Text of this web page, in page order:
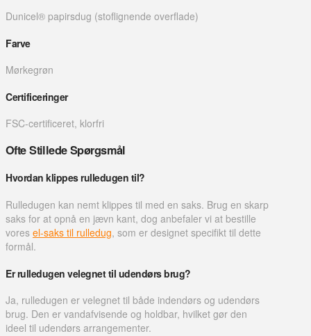
Dunicel® papirsdug (stoflignende overflade)
Farve
Mørkegrøn
Certificeringer
FSC-certificeret, klorfri
Ofte Stillede Spørgsmål
Hvordan klippes rulledugen til?
Rulledugen kan nemt klippes til med en saks. Brug en skarp
saks for at opnå en jævn kant, dog anbefaler vi at bestille
vores el-saks til rulledug, som er designet specifikt til dette
formål.
Er rulledugen velegnet til udendørs brug?
Ja, rulledugen er velegnet til både indendørs og udendørs
brug. Den er vandafvisende og holdbar, hvilket gør den
ideel til udendørs arrangementer.